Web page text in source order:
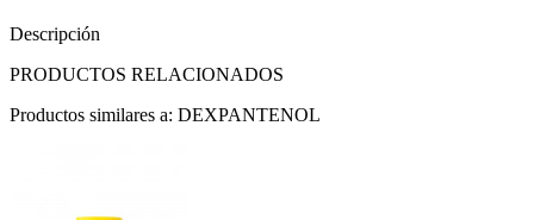
Descripción
PRODUCTOS RELACIONADOS
Productos similares a: DEXPANTENOL